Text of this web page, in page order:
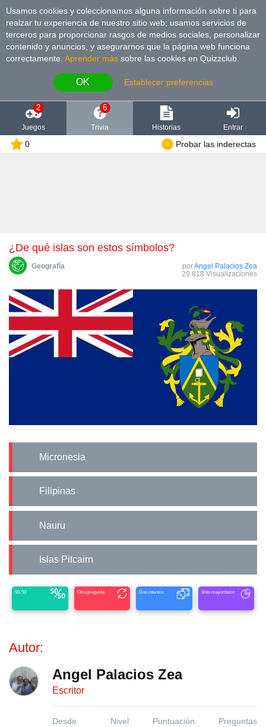
Usamos cookies y coleccionamos alguna información sobre ti para
realzar tu experiencia de nuestro sitio web; usamos servicios de
terceros para proporcionar rasgos de medios sociales, personalizar
contenido y anuncios, y asegurarnos que la página web funciona
correctamente. Aprender más sobre las cookies en Quizzclub.
OK Establecer preferencias
2
Juegos
6
Trivia Historias Entrar
0 Probar las inderectas
¿De qué islas son estos símbolos?
Geografía porAngel Palacios Zea
29.818 Visualizaciones
Micronesia
Filipinas
Nauru
Islas Pitcairn
50-50 Otra pregunta Dos intentos Voto mayoritario
Autor:
Angel Palacios Zea
Escritor
Desde Nivel Puntuación Preguntas